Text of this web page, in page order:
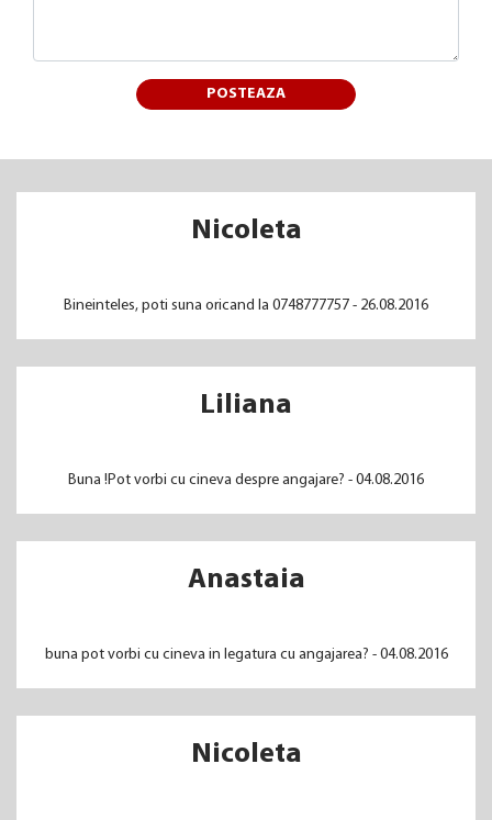
POSTEAZA
Nicoleta
Bineinteles, poti suna oricand la 0748777757 - 26.08.2016
Liliana
Buna !Pot vorbi cu cineva despre angajare? - 04.08.2016
Anastaia
buna pot vorbi cu cineva in legatura cu angajarea? - 04.08.2016
Nicoleta